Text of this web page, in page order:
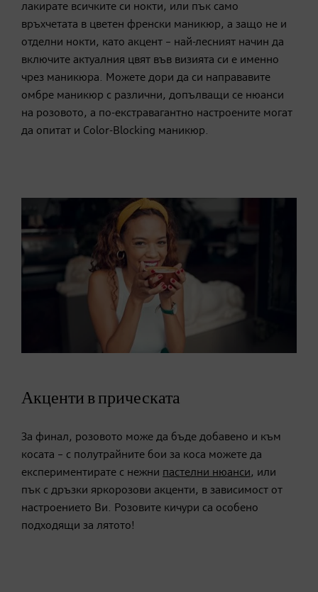
лакирате всичките си нокти, или пък само
връхчетата в цветен френски маникюр, а защо не и
отделни нокти, като акцент – най-лесният начин да
включите актуалния цвят във визията си е именно
чрез маникюра. Можете дори да си направавите
омбре маникюр с различни, допълващи се нюанси
на розовото, а по-екстравагантно настроените могат
да опитат и Color-Blocking маникюр.
Акценти в прическата
За финал, розовото може да бъде добавено и към
косата – с полутрайните бои за коса можете да
експериментирате с нежни пастелни нюанси, или
пък с дръзки яркорозови акценти, в зависимост от
настроението Ви. Розовите кичури са особено
подходящи за лятото!